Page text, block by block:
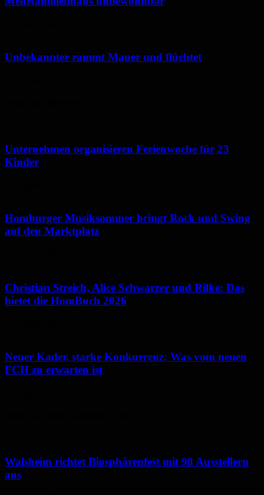
Unbekannter rammt Mauer und flüchtet
Unternehmen organisieren Ferienwoche für 23
Kinder
Homburger Musiksommer bringt Rock und Swing
auf den Marktplatz
Christian Streich, Alice Schwarzer und Rilke: Das
bietet die HomBuch 2026
Neuer Kader, starke Konkurrenz: Was vom neuen
FCH zu erwarten ist
Walsheim richtet Biosphärenfest mit 98 Ausstellern
aus